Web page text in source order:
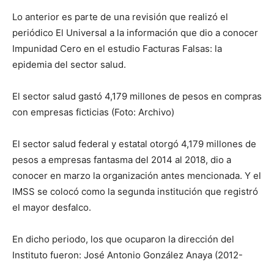
Lo anterior es parte de una revisión que realizó el
periódico El Universal a la información que dio a conocer
Impunidad Cero en el estudio Facturas Falsas: la
epidemia del sector salud.
El sector salud gastó 4,179 millones de pesos en compras
con empresas ficticias (Foto: Archivo)
El sector salud federal y estatal otorgó 4,179 millones de
pesos a empresas fantasma del 2014 al 2018, dio a
conocer en marzo la organización antes mencionada. Y el
IMSS se colocó como la segunda institución que registró
el mayor desfalco.
En dicho periodo, los que ocuparon la dirección del
Instituto fueron: José Antonio González Anaya (2012-